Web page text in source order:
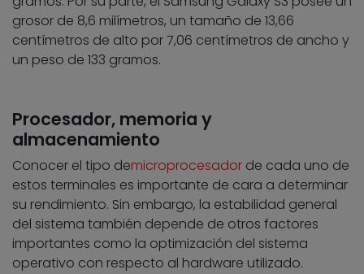
grosor de 8,6 milímetros, un tamaño de 13,66
centímetros de alto por 7,06 centímetros de ancho y
un peso de 133 gramos.
Procesador, memoria y
almacenamiento
Conocer el tipo demicroprocesador de cada uno de
estos terminales es importante de cara a determinar
su rendimiento. Sin embargo, la estabilidad general
del sistema también depende de otros factores
importantes como la optimización del sistema
operativo con respecto al hardware utilizado.